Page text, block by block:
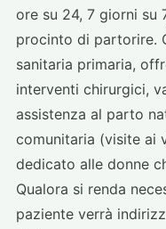
ore su 24, 7 giorni su
procinto di partorire.
sanitaria primaria,
interventi chirurgici,
assistenza al parto
comunitaria (visite ai
dedicato alle donne
Qualora si renda
paziente verrà